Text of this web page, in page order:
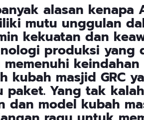
alasan
mutu unggulan
kekuatan dan
produksi yang
kubah masjid GRC
Yang tak
dan model kubah